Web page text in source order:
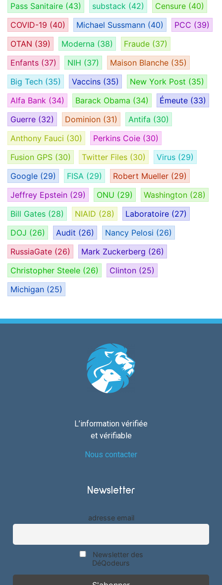
Pass Sanitaire (43) substack (42) Censure (40)
COVID-19 (40) Michael Sussmann (40) PCC (39)
OTAN (39) Moderna (38) Fraude (37)
Enfants (37) NIH (37) Maison Blanche (35)
Big Tech (35) Vaccins (35) New York Post (35)
Alfa Bank (34) Barack Obama (34) Émeute (33)
Guerre (32) Dominion (31) Antifa (30)
Anthony Fauci (30) Perkins Coie (30)
Fusion GPS (30) Twitter Files (30) Virus (29)
Google (29) FISA (29) Robert Mueller (29)
Jeffrey Epstein (29) ONU (29) Washington (28)
Bill Gates (28) NIAID (28) Laboratoire (27)
DOJ (26) Audit (26) Nancy Pelosi (26)
RussiaGate (26) Mark Zuckerberg (26)
Christopher Steele (26) Clinton (25)
Michigan (25)
L’information vérifiée
et vérifiable
Nous contacter
Newsletter
adresse email
Newsletter des
DéQodeurs